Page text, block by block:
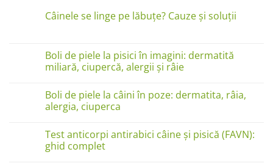
Câinele se linge pe lăbuțe? Cauze și soluții
Câinele
se
linge
Cauze
și
soluții
Boli de piele la pisici în imagini: dermatită
miliară, ciupercă, alergii și râie
la
Boli
de
pisici
în
imagini:
Boli de piele la câini în poze: dermatita, râia,
alergia, ciuperca
Boli
de
Test anticorpi antirabici câine și pisică (FAVN):
ghid complet